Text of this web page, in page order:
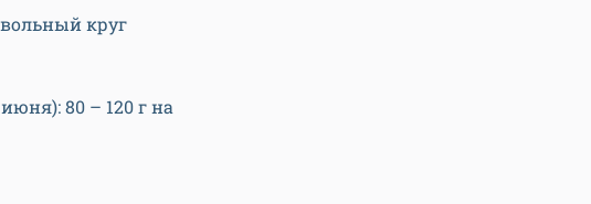
круг
80 – 120 г на